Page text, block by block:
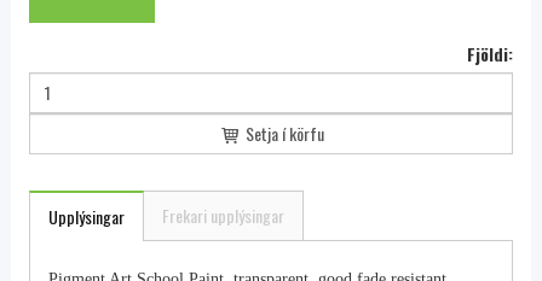
Fjöldi:
Setja í körfu
Upplýsingar Frekari upplýsingar